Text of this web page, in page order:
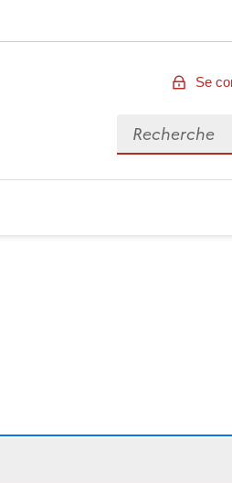
Se
Rechercher